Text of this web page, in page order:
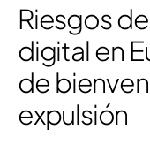
Riesgos
digital en
de
expulsión